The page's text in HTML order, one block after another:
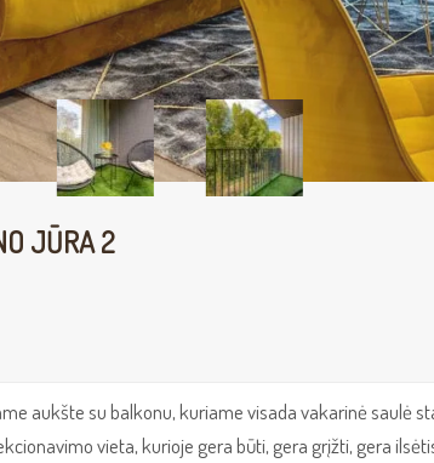
JŪRA 2
aukšte su balkonu, kuriame visada vakarinė saulė
vieta, kurioje gera būti, gera grįžti, gera